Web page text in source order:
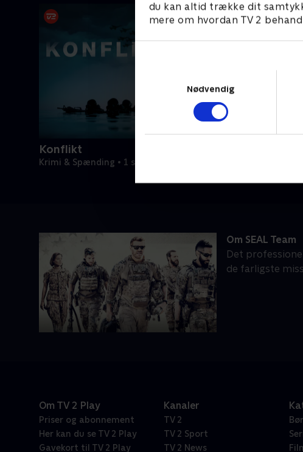
du kan altid trække dit
mere om hvordan TV 2
Nødvendig
Konflikt
Krimi & Spænding • 1 sæsoner
Om SEAL Team
Det
de farligste
Om TV 2 Play
Priser og abonnement
Her kan du se TV 2 Play
Gavekort til TV 2 Play
Kanaler
TV 2
TV 2 Sport
TV 2 News